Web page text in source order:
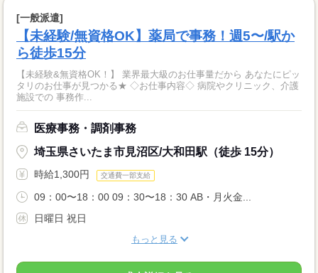
[一般派遣]
【未経験/無資格OK】薬局で事務！週5〜/駅か
ら徒歩15分
【未経験&無資格OK！】 業界最大級のお仕事量だから あなたにピッ
タリのお仕事が見つかる★ ◇お仕事内容◇ 病院やクリニック、介護
施設での 事務作...
医療事務・調剤事務
埼玉県さいたま市見沼区/大和田駅（徒歩 15分）
時給1,300円 交通費一部支給
09：00〜18：00 09：30〜18：30 AB・月火金...
日曜日 祝日
もっと見る